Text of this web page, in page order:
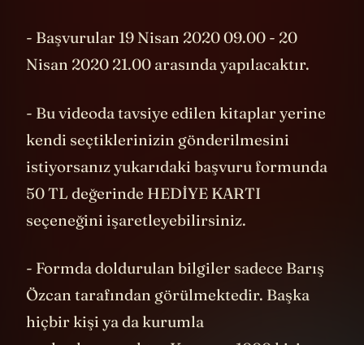
- Başvurular 19 Nisan 2020 09.00 - 20
Nisan 2020 21.00 arasında yapılacaktır.
- Bu videoda tavsiye edilen kitaplar yerine
kendi seçtiklerinizin gönderilmesini
istiyorsanız yukarıdaki başvuru formunda
50 TL değerinde HEDİYE KARTI
seçeneğini işaretleyebilirsiniz.
- Formda doldurulan bilgiler sadece Barış
Özcan tarafından görülmektedir. Başka
hiçbir kişi ya da kurumla